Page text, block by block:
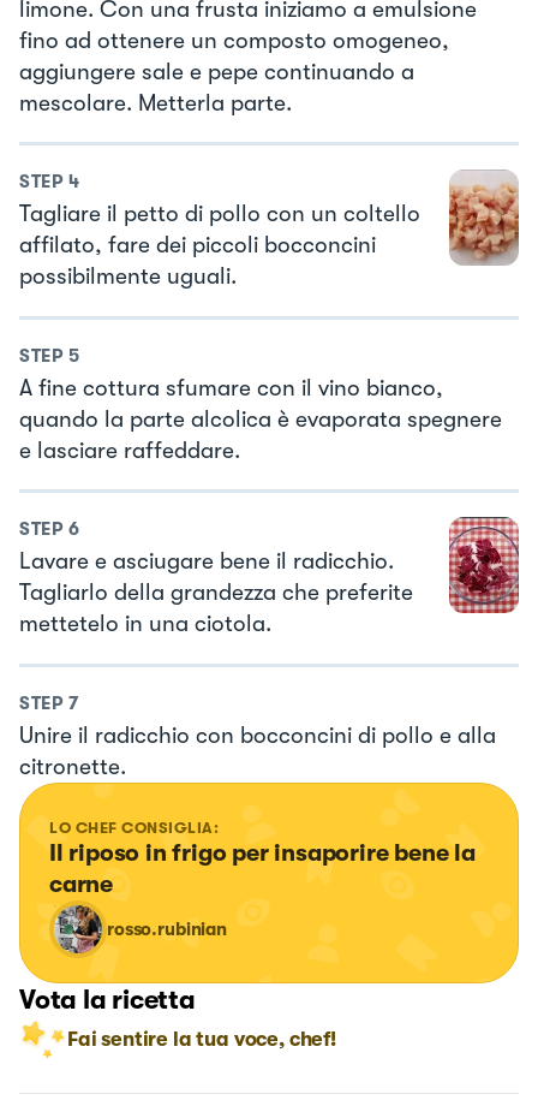
limone. Con una frusta iniziamo a emulsione
fino ad ottenere un composto omogeneo,
aggiungere sale e pepe continuando a
mescolare. Metterla parte.
STEP 4
Tagliare il petto di pollo con un coltello
affilato, fare dei piccoli bocconcini
possibilmente uguali.
STEP 5
A fine cottura sfumare con il vino bianco,
quando la parte alcolica è evaporata spegnere
e lasciare raffeddare.
STEP 6
Lavare e asciugare bene il radicchio.
Tagliarlo della grandezza che preferite
mettetelo in una ciotola.
STEP 7
Unire il radicchio con bocconcini di pollo e alla
citronette.
LO CHEF CONSIGLIA:
Il riposo in frigo per insaporire bene la
carne
rosso.rubinian
Vota la ricetta
Fai sentire la tua voce, chef!